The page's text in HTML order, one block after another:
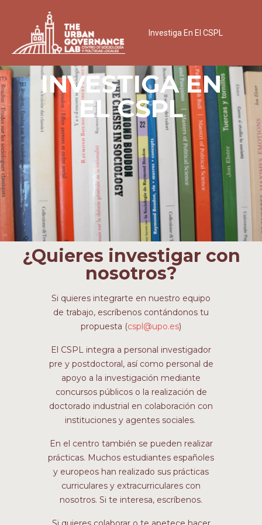
Investiga En El CSPL
INVESTIGA EN
EL CSPL
¿Quieres investigar con
nosotros?
Si quieres integrarte en nuestro equipo
de trabajo, escríbenos contándonos tu
propuesta (cspl@upo.es)
El CSPL integra a personal investigador
pre y postdoctoral, así como personal de
apoyo a la investigación mediante
concursos públicos o la realización de
doctorado industrial en colaboración con
instituciones y agentes sociales.
En el centro también se pueden realizar
prácticas. Muchos estudiantes españoles
y europeos han realizado sus prácticas
curriculares y extracurriculares con
nosotros. Si te interesa, escríbenos.